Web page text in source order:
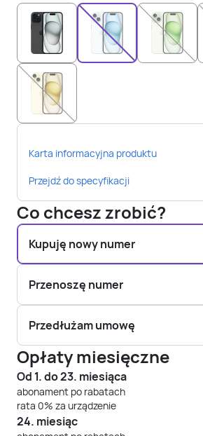
Karta informacyjna produktu
Przejdź do specyfikacji
Co chcesz zrobić?
Kupuję nowy numer
Przenoszę numer
Przedłużam umowę
Opłaty miesięczne
Od 1. do 23. miesiąca
abonament po rabatach
rata 0% za urządzenie
24. miesiąc